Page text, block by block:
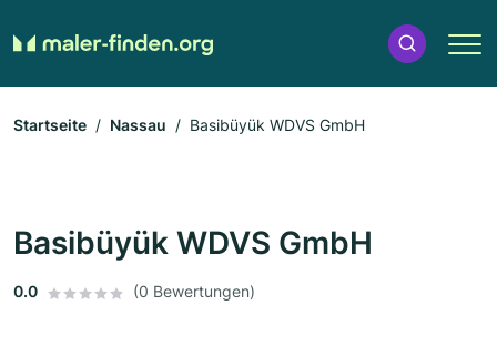
Startseite Nassau Basibüyük WDVS GmbH
Basibüyük WDVS GmbH
0.0 (0 Bewertungen)